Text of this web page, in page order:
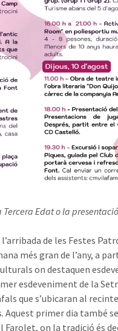
Edat o la
de les Festes
més gran de l’any, a
on destaquen
esdeveniment de la
que s’ubicaran al
primer dia també
on la tradició és